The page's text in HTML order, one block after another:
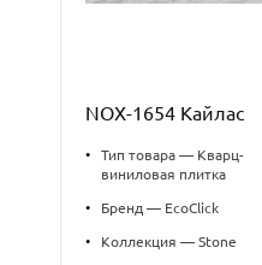
NOX-1654 Кайлас
•
Тип товара — Кварц-
виниловая плитка
• Бренд — EcoClick
• Коллекция — Stone